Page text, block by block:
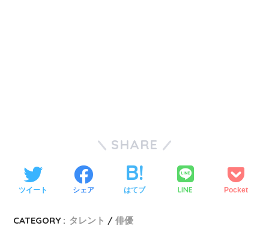
SHARE
ツイート シェア はてブ LINE Pocket
CATEGORY : タレント 俳優